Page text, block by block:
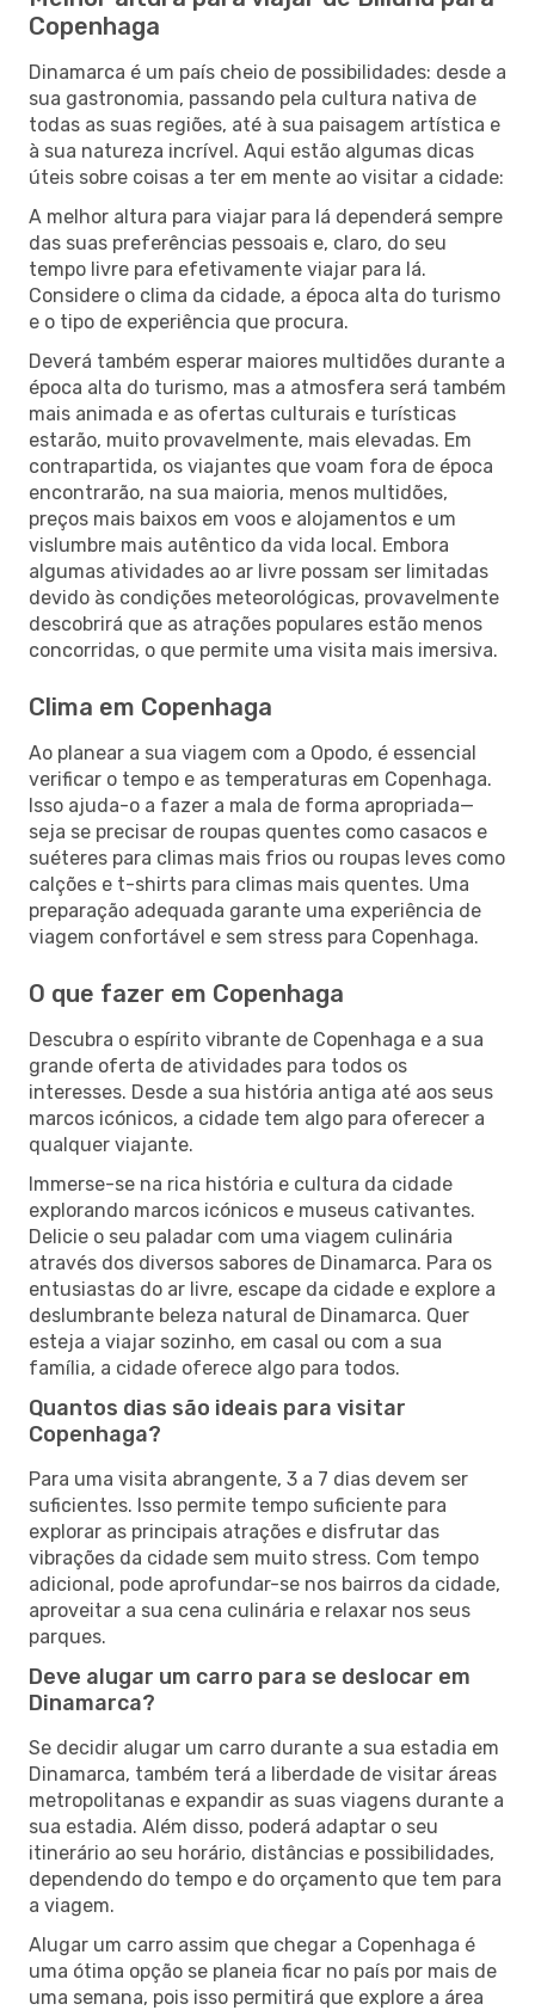
Copenhaga
Dinamarca é um país cheio de possibilidades: desde a
sua gastronomia, passando pela cultura nativa de
todas as suas regiões, até à sua paisagem artística e
à sua natureza incrível. Aqui estão algumas dicas
úteis sobre coisas a ter em mente ao visitar a cidade:
A melhor altura para viajar para lá dependerá sempre
das suas preferências pessoais e, claro, do seu
tempo livre para efetivamente viajar para lá.
Considere o clima da cidade, a época alta do turismo
e o tipo de experiência que procura.
Deverá também esperar maiores multidões durante a
época alta do turismo, mas a atmosfera será também
mais animada e as ofertas culturais e turísticas
estarão, muito provavelmente, mais elevadas. Em
contrapartida, os viajantes que voam fora de época
encontrarão, na sua maioria, menos multidões,
preços mais baixos em voos e alojamentos e um
vislumbre mais autêntico da vida local. Embora
algumas atividades ao ar livre possam ser limitadas
devido às condições meteorológicas, provavelmente
descobrirá que as atrações populares estão menos
concorridas, o que permite uma visita mais imersiva.
Clima em Copenhaga
Ao planear a sua viagem com a Opodo, é essencial
verificar o tempo e as temperaturas em Copenhaga.
Isso ajuda-o a fazer a mala de forma apropriada—
seja se precisar de roupas quentes como casacos e
suéteres para climas mais frios ou roupas leves como
calções e t-shirts para climas mais quentes. Uma
preparação adequada garante uma experiência de
viagem confortável e sem stress para Copenhaga.
O que fazer em Copenhaga
Descubra o espírito vibrante de Copenhaga e a sua
grande oferta de atividades para todos os
interesses. Desde a sua história antiga até aos seus
marcos icónicos, a cidade tem algo para oferecer a
qualquer viajante.
Immerse-se na rica história e cultura da cidade
explorando marcos icónicos e museus cativantes.
Delicie o seu paladar com uma viagem culinária
através dos diversos sabores de Dinamarca. Para os
entusiastas do ar livre, escape da cidade e explore a
deslumbrante beleza natural de Dinamarca. Quer
esteja a viajar sozinho, em casal ou com a sua
família, a cidade oferece algo para todos.
Quantos dias são ideais para visitar
Copenhaga?
Para uma visita abrangente, 3 a 7 dias devem ser
suficientes. Isso permite tempo suficiente para
explorar as principais atrações e disfrutar das
vibrações da cidade sem muito stress. Com tempo
adicional, pode aprofundar-se nos bairros da cidade,
aproveitar a sua cena culinária e relaxar nos seus
parques.
Deve alugar um carro para se deslocar em
Dinamarca?
Se decidir alugar um carro durante a sua estadia em
Dinamarca, também terá a liberdade de visitar áreas
metropolitanas e expandir as suas viagens durante a
sua estadia. Além disso, poderá adaptar o seu
itinerário ao seu horário, distâncias e possibilidades,
dependendo do tempo e do orçamento que tem para
a viagem.
Alugar um carro assim que chegar a Copenhaga é
uma ótima opção se planeia ficar no país por mais de
uma semana, pois isso permitirá que explore a área